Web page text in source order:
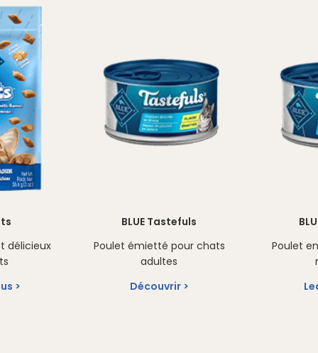
délicieux
BLUE Tastefuls
Poulet émietté pour chats
adultes
Découvrir
Poulet